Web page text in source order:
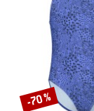
Remise
-70 %